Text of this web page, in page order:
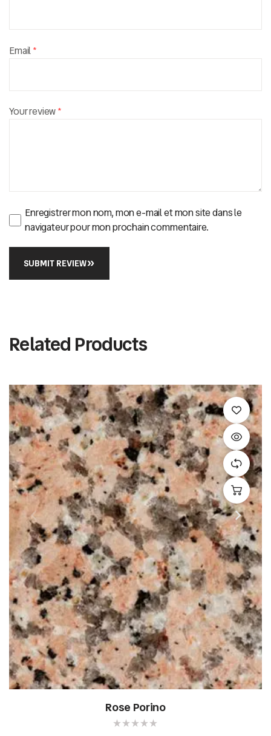
Your review*
Email*
Enregistrer mon nom, mon e-mail et mon site dans le
navigateur pour mon prochain commentaire.
SUBMIT REVIEW
Related Products
Rose Porino